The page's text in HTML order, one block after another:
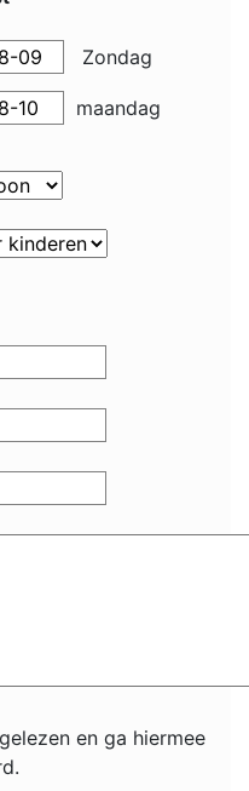
Zondag
maandag
en ga hiermee